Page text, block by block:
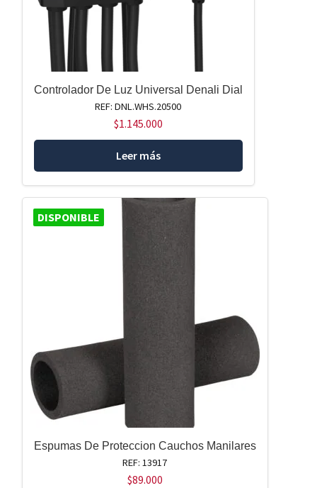
Controlador De Luz Universal Denali Dial
REF: DNL.WHS.20500
$1.145.000
Leer más
DISPONIBLE
Espumas De Proteccion Cauchos Manilares
REF: 13917
$89.000